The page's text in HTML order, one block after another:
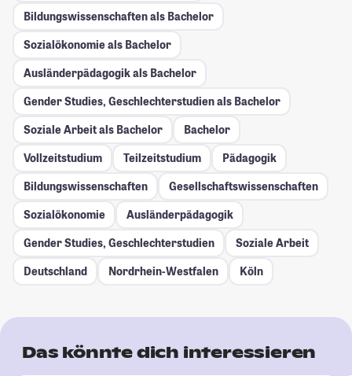
Bildungswissenschaften als Bachelor
Sozialökonomie als Bachelor
Ausländerpädagogik als Bachelor
Gender Studies, Geschlechterstudien als Bachelor
Soziale Arbeit als Bachelor
Bachelor
Vollzeitstudium
Teilzeitstudium
Pädagogik
Bildungswissenschaften
Gesellschafts­wissenschaften
Sozialökonomie
Ausländerpädagogik
Gender Studies, Geschlechterstudien
Soziale Arbeit
Deutschland
Nordrhein-Westfalen Köln
Das könnte dich interessieren